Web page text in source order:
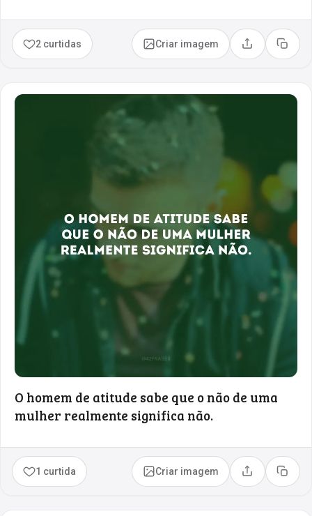
2 curtidas Criar imagem Compartilhar
Copiar
O homem de atitude sabe que o não de uma
mulher realmente significa não.
1 curtida Criar imagem Compartilhar
Copiar